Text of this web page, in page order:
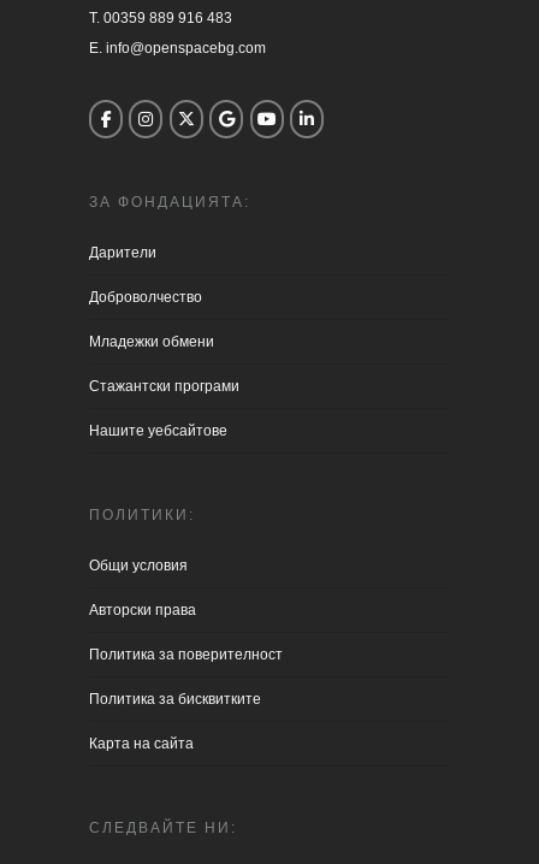
T. 00359 889 916 483
E. info@openspacebg.com
ЗА ФОНДАЦИЯТА:
Дарители
Доброволчество
Младежки обмени
Стажантски програми
Нашите уебсайтове
ПОЛИТИКИ:
Общи условия
Aвторски права
Политика за поверителност
Политика за бисквитките
Карта на сайта
СЛЕДВАЙТЕ НИ: